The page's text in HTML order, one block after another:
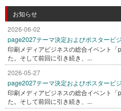
お知らせ
2026-06-02
page2027テーマ決定およびポスタービ
印刷メディアビジネスの総合イベント
た。そして前回に引き続き、...
2026-05-27
page2027テーマ決定およびポスタービ
印刷メディアビジネスの総合イベント
た。そして前回に引き続き、...